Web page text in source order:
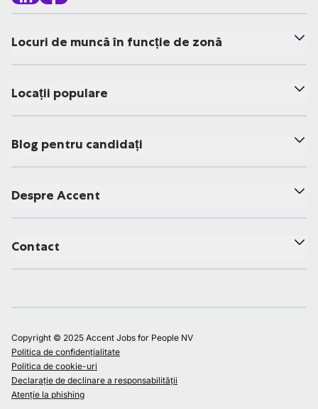
Locuri de muncă în funcție de zonă
Locații populare
Blog pentru candidați
Despre Accent
Contact
Copyright © 2025 Accent Jobs for People NV
Politica de confidențialitate
Politica de cookie-uri
Declarație de declinare a responsabilității
Atenție la phishing